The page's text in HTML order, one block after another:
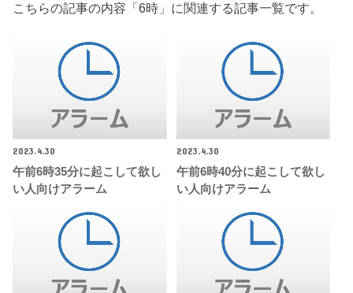
こちらの記事の内容「6時」に関連する記事一覧です。
2023.4.30
午前6時35分に起こして欲し
い人向けアラーム
2023.4.30
午前6時40分に起こして欲し
い人向けアラーム